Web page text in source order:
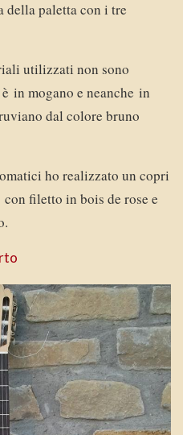
della paletta con i tre
utilizzati non sono
in mogano e neanche in
dal colore bruno
ho realizzato un copri
filetto in bois de rose e